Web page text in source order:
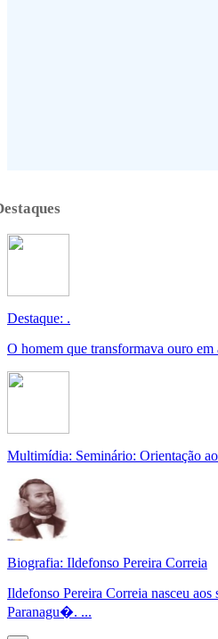
Destaque: .
O homem que transformava ouro em
Multimídia: Seminário: Orientação
Biografia: Ildefonso Pereira Correia
Ildefonso Pereira Correia nasceu aos
Paranagu�. ...